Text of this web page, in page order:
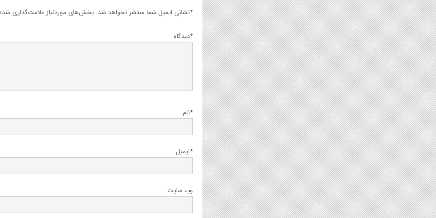
نشانی ایمیل شما منتشر نخواهد شد. بخش‌های موردنیاز علامت‌گذاری *
دیدگاه*
نام*
ایمیل*
وب‌ سایت